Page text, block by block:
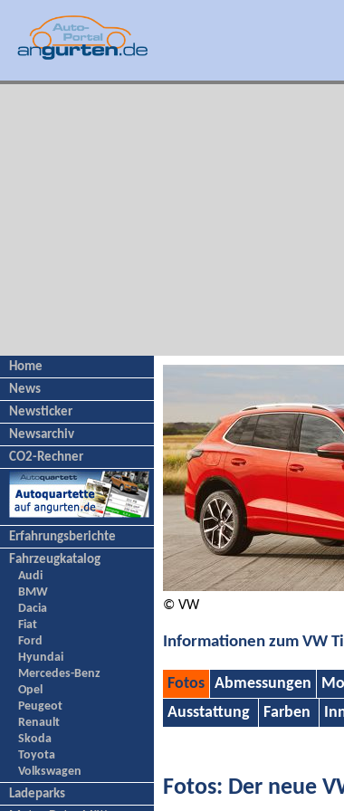
Home
News
Newsticker
Newsarchiv
CO2-Rechner
Erfahrungsberichte
Fahrzeugkatalog
Audi
BMW
Dacia
Fiat
Ford
Hyundai
Mercedes-Benz
Opel
Peugeot
Renault
Skoda
Toyota
Volkswagen
Ladeparks
© VW
Informationen zum VW
Fotos Abmessungen
Ausstattung
Farben
Fotos: Der neue